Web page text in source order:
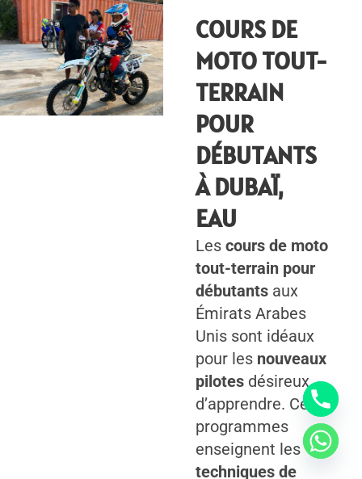
COURS DE
MOTO TOUT-
TERRAIN
POUR
DÉBUTANTS
À DUBAÏ,
EAU
Lescours de moto
tout-terrain pour
débutants aux
Émirats Arabes
Unis sont idéaux
pour les nouveaux
pilotes désireux
d’apprendre. Ces
programmes
enseignent les
techniques de